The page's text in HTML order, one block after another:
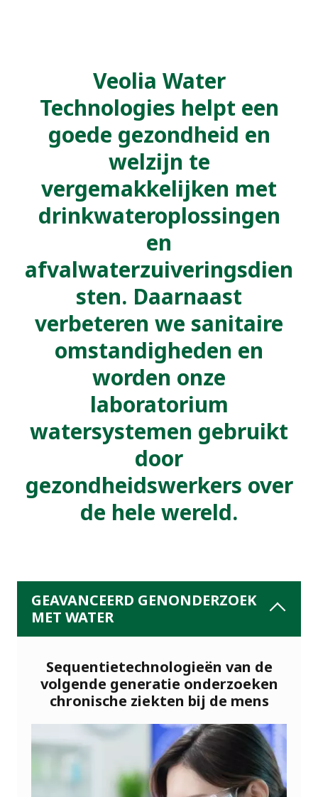
Veolia Water
Technologies helpt een
goede gezondheid en
welzijn te
vergemakkelijken met
drinkwateroplossingen
en
afvalwaterzuiveringsdien
sten. Daarnaast
verbeteren we sanitaire
omstandigheden en
worden onze
laboratorium
watersystemen gebruikt
door
gezondheidswerkers over
de hele wereld.
GEAVANCEERD GENONDERZOEK
MET WATER
Sequentietechnologieën van de
volgende generatie onderzoeken
chronische ziekten bij de mens